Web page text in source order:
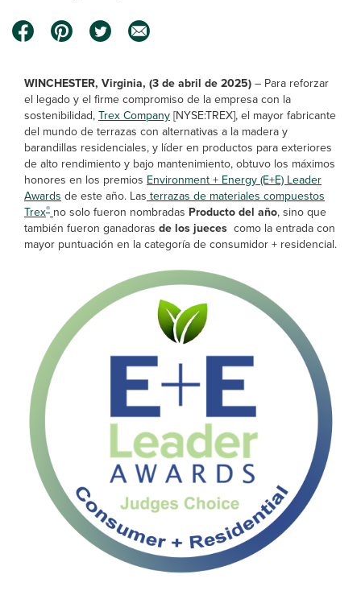
WINCHESTER, Virginia, (3 de abril de 2025) – Para reforzar
el legado y el firme compromiso de la empresa con la
sostenibilidad, Trex Company [NYSE:TREX], el mayor fabricante
del mundo de terrazas con alternativas a la madera y
barandillas residenciales, y líder en productos para exteriores
de alto rendimiento y bajo mantenimiento, obtuvo los máximos
honores en los premios Environment + Energy (E+E) Leader
Awards de este año. Las terrazas de materiales compuestos
Trex® no solo fueron nombradas Producto del año, sino que
también fueron ganadoras de los jueces como la entrada con
mayor puntuación en la categoría de consumidor + residencial.